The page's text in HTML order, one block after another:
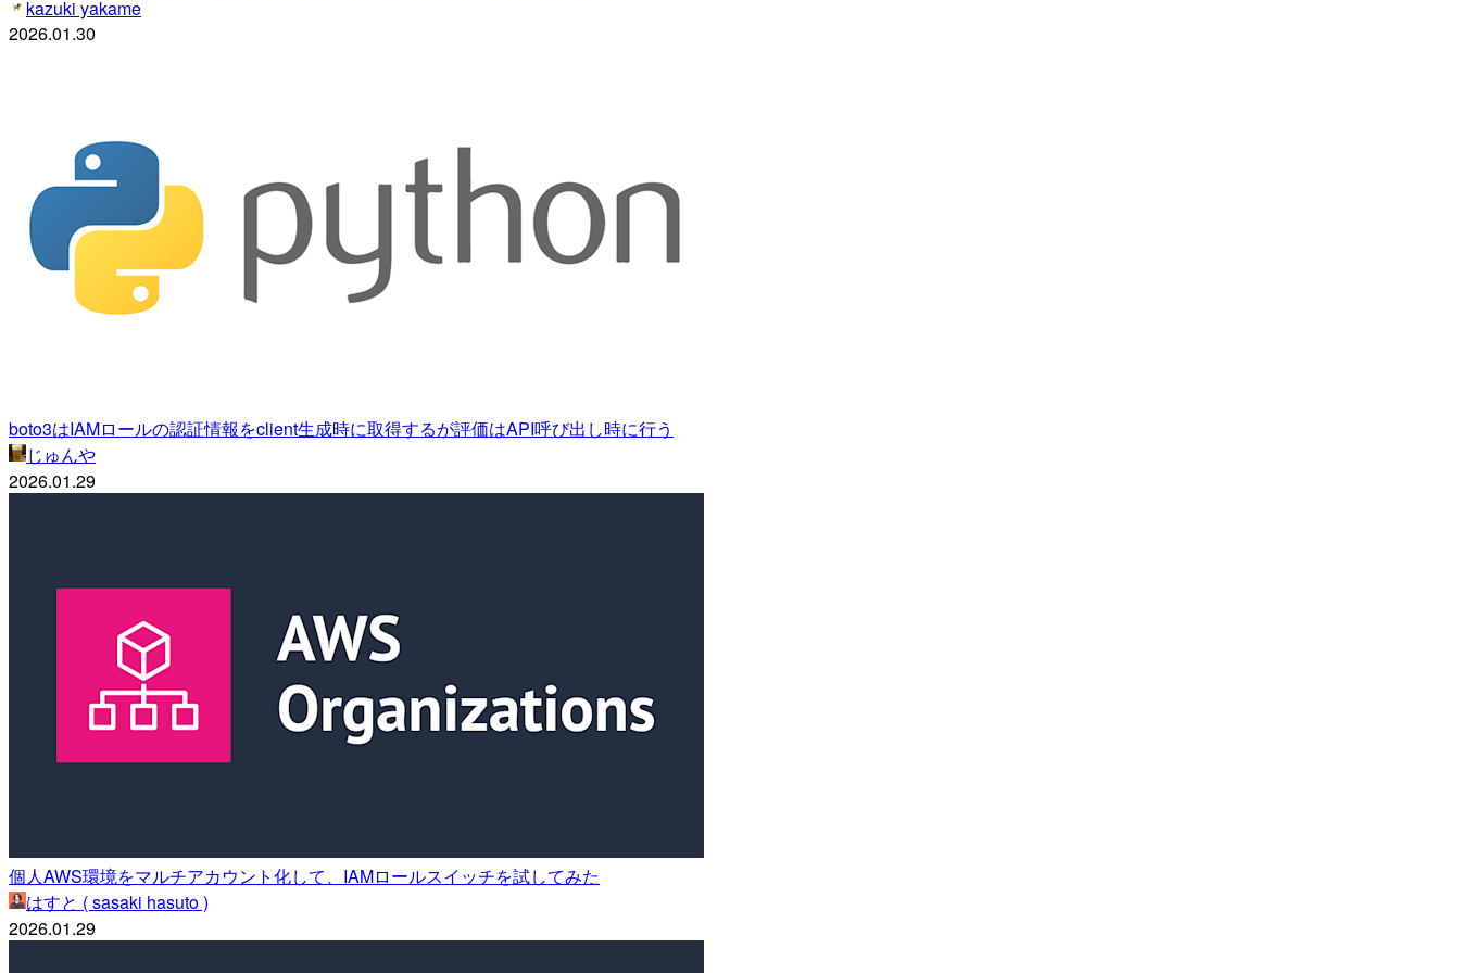
kazuki yakame
2026.01.30
boto3はIAMロールの認証情報をclient生成時に取得するが評価はAPI呼び出し時に行う
じゅんや
2026.01.29
個人AWS環境をマルチアカウント化して、IAMロールスイッチを試してみた
はすと ( sasaki hasuto )
2026.01.29